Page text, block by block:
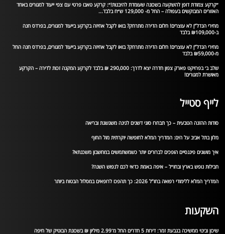
״קרקע צמודת דופן להשקעה בשכונה שעומדת להיבנות!״: קרקע טאבו פרטי עם צפי ייעוד למגורים באחד
האזורים המבוקשים בעפולה – החל מ- 129,000 ש״ח בלבד...
מחירי הנדל”ן לא עוצרים! חלום הדירה מתרחק? בואו לקבל אחיזה בקרקע בייעוד למגורים, בפרדס חנה
ב-₪109,000 בלבד
מחירי הנדל”ן לא עוצרים! חלום הדירה מתרחק? בואו לקבל אחיזה בקרקע בייעוד למגורים, בפרדס חנה החל
מ-₪59,000 בלבד
שלב ב׳ בפרויקט פארק צפון חדרה יצא לדרך: 290,000 ₪ בלבד לקרקע המקנה זכות לדירה – הקרקע
מאושרת למגורים!
לייף סטייל
סודות ההזנה הטבעית – כך תבחרו סוגי דשנים לגינה משגשגת ובריאה
מלון בתל אביב על הים: המדריך המלא לחופשה יוקרתית מול החוף
איך מושגים פיננסיים הופכים לברורים יותר כשמשתמשים במחשבון משכנתא?
חבילות נופש בארץ ובחו״ל – איפה באמת כדאי לכם לנפוש השנה?
המדריך המלא ללימודי רפואה בחו”ל 2026: כך תהפכו לרופאים במסלול הבטוח ביותר
השקעות
שיכון ובינוי ממשיכה בגבעת זמר: דירות 5 חדרים החל מ־2.99 מיליון ₪ בשכונת הבוטיק של חיפה